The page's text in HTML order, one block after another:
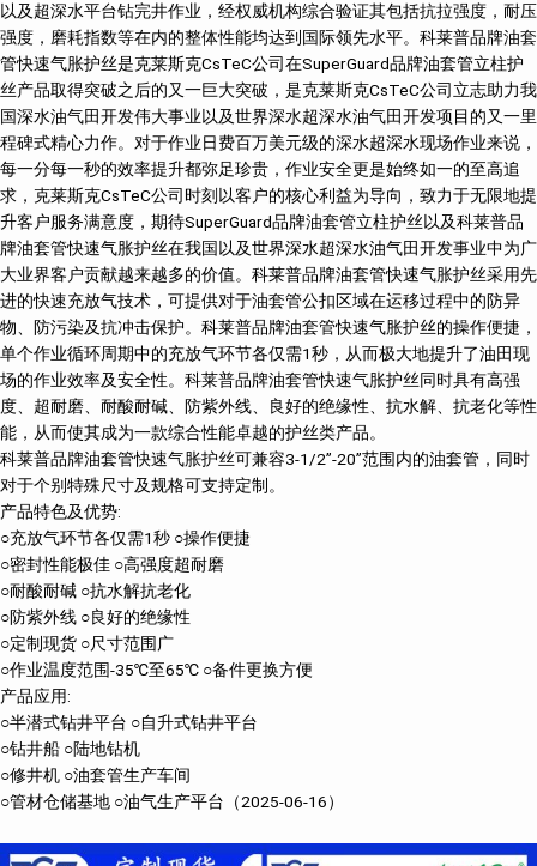
以及超深水平台钻完井作业，经权威机构综合验证其包括抗拉强度，耐压
强度，磨耗指数等在内的整体性能均达到国际领先水平。科莱普品牌油套
管快速气胀护丝是克莱斯克CsTeC公司在SuperGuard品牌油套管立柱护
丝产品取得突破之后的又一巨大突破，是克莱斯克CsTeC公司立志助力我
国深水油气田开发伟大事业以及世界深水超深水油气田开发项目的又一里
程碑式精心力作。对于作业日费百万美元级的深水超深水现场作业来说，
每一分每一秒的效率提升都弥足珍贵，作业安全更是始终如一的至高追
求，克莱斯克CsTeC公司时刻以客户的核心利益为导向，致力于无限地提
升客户服务满意度，期待SuperGuard品牌油套管立柱护丝以及科莱普品
牌油套管快速气胀护丝在我国以及世界深水超深水油气田开发事业中为广
大业界客户贡献越来越多的价值。科莱普品牌油套管快速气胀护丝采用先
进的快速充放气技术，可提供对于油套管公扣区域在运移过程中的防异
物、防污染及抗冲击保护。科莱普品牌油套管快速气胀护丝的操作便捷，
单个作业循环周期中的充放气环节各仅需1秒，从而极大地提升了油田现
场的作业效率及安全性。科莱普品牌油套管快速气胀护丝同时具有高强
度、超耐磨、耐酸耐碱、防紫外线、良好的绝缘性、抗水解、抗老化等性
能，从而使其成为一款综合性能卓越的护丝类产品。
科莱普品牌油套管快速气胀护丝可兼容3-1/2’’-20’’范围内的油套管，同时
对于个别特殊尺寸及规格可支持定制。
产品特色及优势:
○充放气环节各仅需1秒 ○操作便捷
○密封性能极佳 ○高强度超耐磨
○耐酸耐碱 ○抗水解抗老化
○防紫外线 ○良好的绝缘性
○定制现货 ○尺寸范围广
○作业温度范围-35℃至65℃ ○备件更换方便
产品应用:
○半潜式钻井平台 ○自升式钻井平台
○钻井船 ○陆地钻机
○修井机 ○油套管生产车间
○管材仓储基地 ○油气生产平台（2025-06-16）